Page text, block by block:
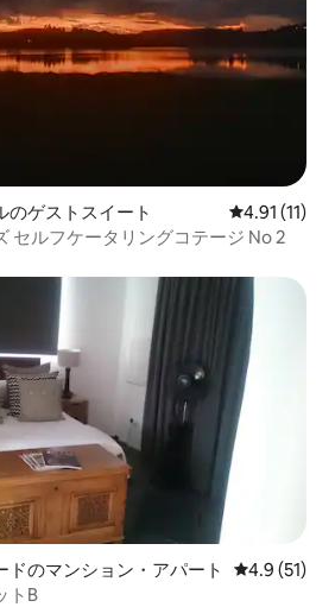
のゲストスイート レビュー11
4.91 (11)
セルフケータリングコテージ No 2
です。
ドのマンション・アパート レビュー51
4.9 (51)
トB